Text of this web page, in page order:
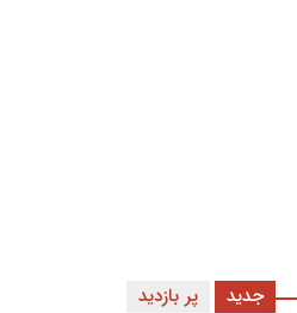
پر بازدید جدید